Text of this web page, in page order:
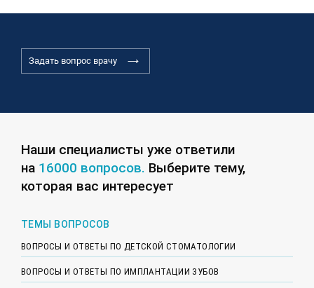
Задать вопрос врачу
Наши специалисты уже ответили
на 16000 вопросов. Выберите тему,
которая вас интересует
ТЕМЫ ВОПРОСОВ
ВОПРОСЫ И ОТВЕТЫ ПО ДЕТСКОЙ СТОМАТОЛОГИИ
ВОПРОСЫ И ОТВЕТЫ ПО ИМПЛАНТАЦИИ ЗУБОВ